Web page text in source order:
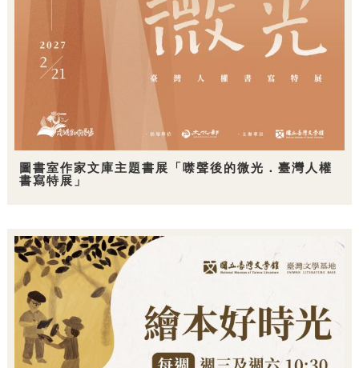
圖書室作家文庫主題書展「噤聲後的微光．臺灣人權
書寫特展」